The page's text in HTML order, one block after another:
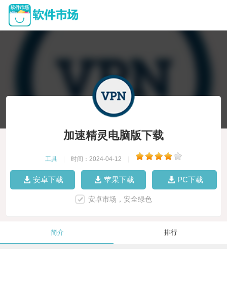
加速精灵电脑版下载
工具 时间：2024-04-12
安卓下载 苹果下载 PC下载
安卓市场，安全绿色
简介 排行